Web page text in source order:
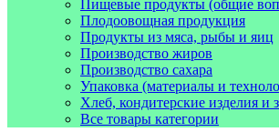
Пищевые продукты (общие
Плодоовощная продукция
Продукты из мяса, рыбы и яиц
Производство жиров
Производство сахара
Упаковка (материалы и
Хлеб, кондитерские изделия и
Все товары категории